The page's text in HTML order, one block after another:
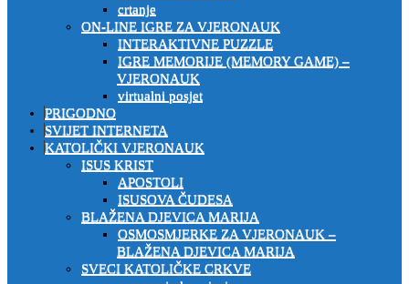
crtanje
ON-LINE IGRE ZA VJERONAUK
INTERAKTIVNE PUZZLE
IGRE MEMORIJE (MEMORY GAME) –
VJERONAUK
virtualni posjet
PRIGODNO
SVIJET INTERNETA
KATOLIČKI VJERONAUK
ISUS KRIST
APOSTOLI
ISUSOVA ČUDESA
BLAŽENA DJEVICA MARIJA
OSMOSMJERKE ZA VJERONAUK –
BLAŽENA DJEVICA MARIJA
SVECI KATOLIČKE CRKVE